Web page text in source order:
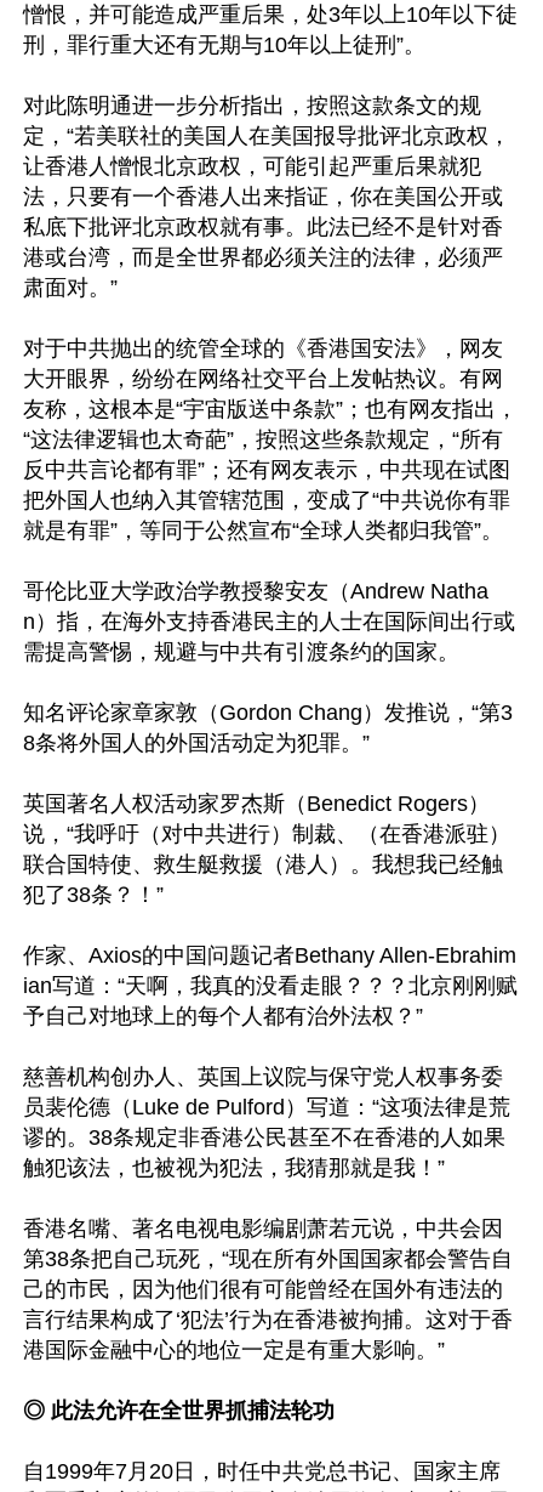
憎恨，并可能造成严重后果，处3年以上10年以下徒
刑，罪行重大还有无期与10年以上徒刑”。
对此陈明通进一步分析指出，按照这款条文的规
定，“若美联社的美国人在美国报导批评北京政权，
让香港人憎恨北京政权，可能引起严重后果就犯
法，只要有一个香港人出来指证，你在美国公开或
私底下批评北京政权就有事。此法已经不是针对香
港或台湾，而是全世界都必须关注的法律，必须严
肃面对。”
对于中共抛出的统管全球的《香港国安法》，网友
大开眼界，纷纷在网络社交平台上发帖热议。有网
友称，这根本是“宇宙版送中条款”；也有网友指出，
“这法律逻辑也太奇葩”，按照这些条款规定，“所有
反中共言论都有罪”；还有网友表示，中共现在试图
把外国人也纳入其管辖范围，变成了“中共说你有罪
就是有罪”，等同于公然宣布“全球人类都归我管”。
哥伦比亚大学政治学教授黎安友（Andrew Natha
n）指，在海外支持香港民主的人士在国际间出行或
需提高警惕，规避与中共有引渡条约的国家。
知名评论家章家敦（Gordon Chang）发推说，“第3
8条将外国人的外国活动定为犯罪。”
英国著名人权活动家罗杰斯（Benedict Rogers）
说，“我呼吁（对中共进行）制裁、（在香港派驻）
联合国特使、救生艇救援（港人）。我想我已经触
犯了38条？！”
作家、Axios的中国问题记者Bethany Allen-Ebrahim
ian写道：“天啊，我真的没看走眼？？？北京刚刚赋
予自己对地球上的每个人都有治外法权？”
慈善机构创办人、英国上议院与保守党人权事务委
员裴伦德（Luke de Pulford）写道：“这项法律是荒
谬的。38条规定非香港公民甚至不在香港的人如果
触犯该法，也被视为犯法，我猜那就是我！”
香港名嘴、著名电视电影编剧萧若元说，中共会因
第38条把自己玩死，“现在所有外国国家都会警告自
己的市民，因为他们很有可能曾经在国外有违法的
言行结果构成了‘犯法’行为在香港被拘捕。这对于香
港国际金融中心的地位一定是有重大影响。”
◎ 此法允许在全世界抓捕法轮功
自1999年7月20日，时任中共党总书记、国家主席